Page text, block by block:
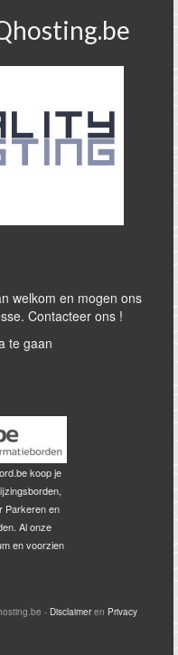
welkom en mogen ons
Contacteer ons !
te gaan
koop je
Parkeren en
Al onze
en voorzien
- Disclaimeren Privacy